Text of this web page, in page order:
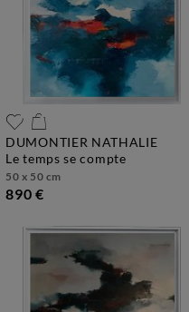
DUMONTIER NATHALIE
le temps se compte
50 x 50 cm
890 €